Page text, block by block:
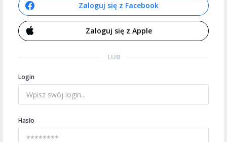
Zaloguj się z Facebook
Zaloguj się z Apple
LUB
Login
Hasło